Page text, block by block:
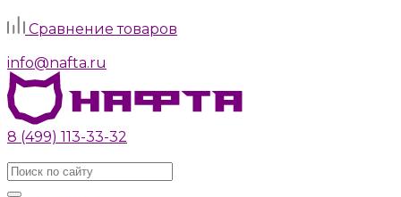
Сравнение товаров
info@nafta.ru
8 (499) 113-33-32